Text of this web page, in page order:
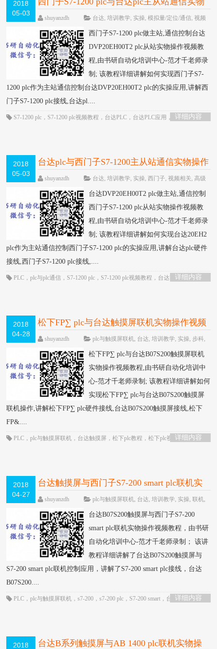
2018
05-03
操作视频教程-书研自动化培训中心制作
HOT
shuyanzdh 台达,培训教学, 实操,模拟量/定位/通信,视频
论
西门子S7-1200 plc做主站,通信控制台达
DVP20EH00T2 plc从站实物操作视频教
程,由书研自动化培训中心-范才千老师录
制; 该教程详细讲解如何实现西门子S7-
1200 plc作为主站通信控制台达DVP20EH00T2 plc的实操应用,讲解西
门子S7-1200 plc接线,台达pl....
详细内容
S7-1200 plc ， S7-1200 plc视频教程 ， 台达PLC ， 台达PLC应用 ，
台达PLC视
2018
05-03
台达plc与西门子S7-1200主从站通信实物操作
视频教程-书研自动化培训中心制作 HOT
shuyanzdh 台达,培训教学, 实操,西门子,视频相关,高级
台达DVP20EH00T2 plc做主站,通信控制
西门子S7-1200 plc从站实物操作视频教
程,由书研自动化培训中心-范才千老师录
制; 该教程详细讲解如何实现台达20EH2
plc作为主站通信控制西门子S7-1200 plc的实操应用,讲解台达plc硬件
接线,西门子S7-1200 plc接线,....
详细内容
PLC ，plc与plc通信 ， S7-1200 plc ， S7-1200 plc视频教程 ， 台达PLC应用，台
2018
04-28
松下FP∑ plc与台达触摸屏联机实物操作视频
教程-书研自动化培训中心制作 HOT
shuyanzdh plc与触摸屏联机, 台达,培训教学, 实操,步科,
论
松下FP∑ plc与台达B07S200触摸屏联机
实物操作视频教程,由书研自动化培训中
心-范才千老师录制; 该教程详细讲解如何
实现松下FP∑ plc与台达B07S200触摸屏
联机操作,讲解松下FP∑ plc硬件接线,台达B07S200触摸屏接线,松下
FP&....
详细内容
PLC ，plc与触摸屏联机 ， 台达触摸屏 ，松下plc教程 ，松下plc视频， 触摸屏
2018
04-27
台达触摸屏与西门子S7-200 smart plc联机实
物操作视频教程-书研自动化培训中心制作
HOT
shuyanzdh plc与触摸屏联机, 台达,培训教学, 实操,联机,
论
台达B07S200触摸屏与西门子S7-200
smart plc联机实物操作视频教程，由书研
自动化培训中心-范才千老师录制； 该讲
教程详细讲解了台达B07S200触摸屏与
S7-200 smart plc联机控制应用，讲解了S7-200 smart plc接线，台达
B07S200....
详细内容
PLC ，plc与触摸屏联机 ，s7-200 ，s7-200 plc ， S7-200 smart ， 台达触摸屏 ，
2018
台达B系列触摸屏与AB 1400 plc联机实物操